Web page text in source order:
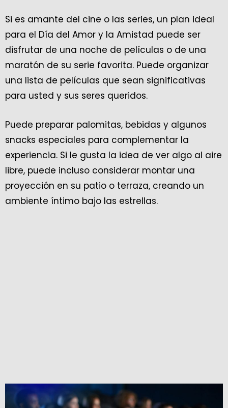
Si es amante del cine o las series, un plan ideal
para el Día del Amor y la Amistad puede ser
disfrutar de una noche de películas o de una
maratón de su serie favorita. Puede organizar
una lista de películas que sean significativas
para usted y sus seres queridos.
Puede preparar palomitas, bebidas y algunos
snacks especiales para complementar la
experiencia. Si le gusta la idea de ver algo al aire
libre, puede incluso considerar montar una
proyección en su patio o terraza, creando un
ambiente íntimo bajo las estrellas.